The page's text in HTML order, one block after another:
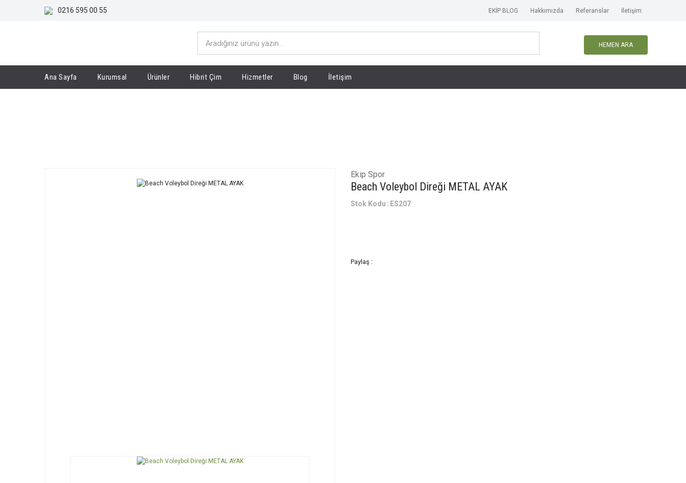
0216 595 00 55 EKİP BLOG Hakkımızda Referanslar İletişim
HEMEN ARA
Ana Sayfa Kurumsal Ürünler Hibrit Çim Hizmetler Blog İletişim
Ekip Spor
Beach Voleybol Direği METAL AYAK
Stok Kodu ES207
Paylaş :